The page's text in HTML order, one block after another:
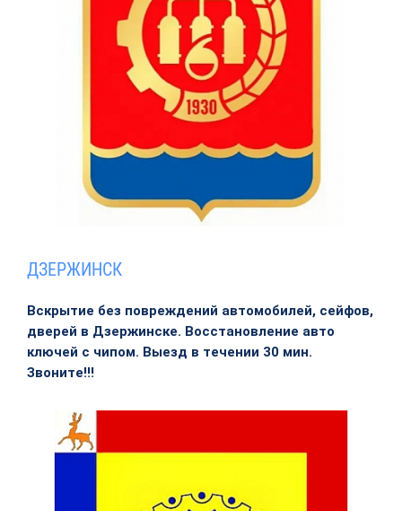
ДЗЕРЖИНСК
Вскрытие без повреждений автомобилей, сейфов,
дверей в Дзержинске. Восстановление авто
ключей с чипом. Выезд в течении 30 мин.
Звоните!!!